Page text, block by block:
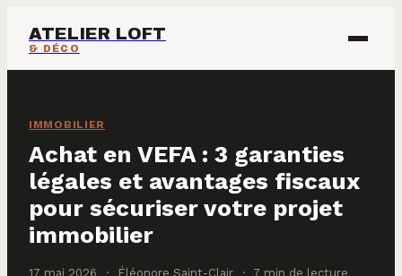
ATELIER LOFT
& DÉCO
IMMOBILIER
MAISON & DÉCO
IMMOBILIER
Achat en VEFA : 3 garanties
légales et avantages fiscaux
pour sécuriser votre projet
immobilier
17 mai 2026 · Éléonore Saint-Clair · 7 min de lecture